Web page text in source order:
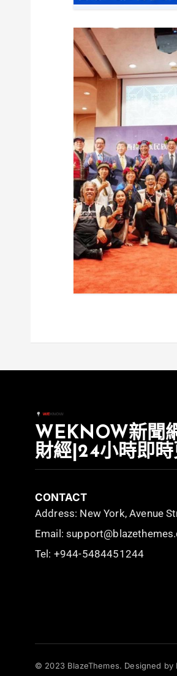
WEKNOW新聞
財經|24小時即
CONTACT
Address: New York, Avenue
Email:
Tel: +944-5484451244
© 2023 BlazeThemes. Designed by